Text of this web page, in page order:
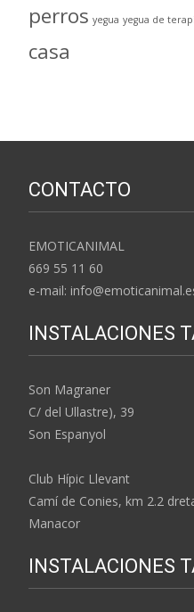
perros yegua yegua de
casa
CONTACTO
EMOTICANIMAL
669 55 11 60
e-mail:
INSTALACIONES
Son Magraner
C/ del Ullastre), 39
Son Espanyol
Club Hípic Llevant
Camí de Conies, km 2.2
Manacor
INSTALACIONES